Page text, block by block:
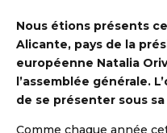
Nous étions présents
Alicante, pays de la
européenne Natalia
l’assemblée générale.
de se présenter sous
Comme chaque année